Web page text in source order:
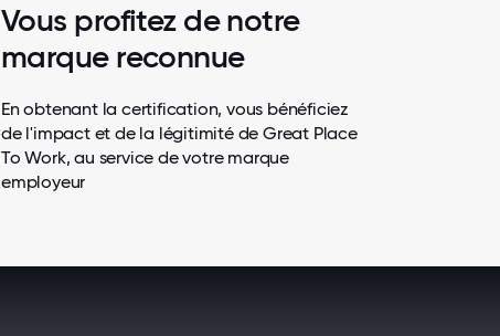
Vous profitez de notre
marque reconnue
En obtenant la certification, vous bénéficiez
de l'impact et de la légitimité de Great Place
To Work, au service de votre marque
employeur